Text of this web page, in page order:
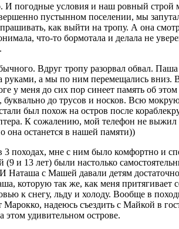
И погодные условия и наш ровный
пустынном поселении, мы
как выйти на тропу. А она
что-то бормотала и делала не
Вдруг тропу разорвал обвал.
а мы по ним перемещались вниз.
у меня до сих пор синеет память об
буквально до трусов и носков. Всю
был похож на остров после
К сожалению, мой телефон не
она останется в нашей памяти))
походах, мне с ним было комфортно и
и 13 лет) были настолько
Наташа с Машей давали детям
которую так же, как меня притягивает
к снегу, льду и холоду. Вообще в
надеюсь съездить с Майкой в
удивительном острове.